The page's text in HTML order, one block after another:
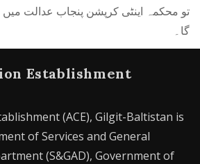
تو محکمہ اینٹی کرپشن پنجاب عدالت
گا۔
Establishment
(ACE), Gilgit-Baltistan is
of Services and General
(S&GAD), Government of